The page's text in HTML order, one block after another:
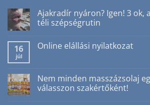
Ajakradír nyáron? Igen! 3 ok,
téli szépségrutin
a(z)
ok,
amiért
nem
16
júl
Online elállási nyilatkozat
Online
elállási
nyilatkozat
Nem minden masszázsolaj
válasszon szakértőként!